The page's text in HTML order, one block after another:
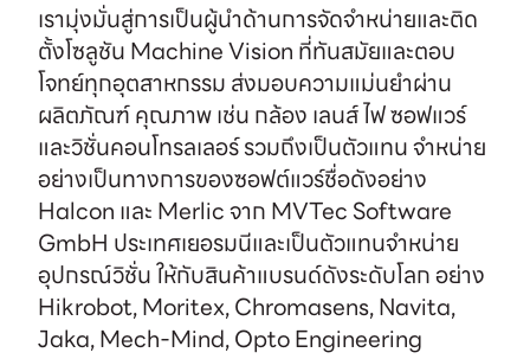
เรามุ่งมั่นสู่การเป็นผู้นำด้านการจัดจำหน่ายและติด
ตั้งโซลูชัน Machine Vision ที่ทันสมัยและตอบ
โจทย์ทุกอุตสาหกรรม ส่งมอบความแม่นยำผ่าน
ผลิตภัณฑ์ คุณภาพ เช่น กล้อง เลนส์ ไฟ ซอฟแวร์
และวิชั่นคอนโทรลเลอร์ รวมถึงเป็นตัวแทน จำหน่าย
อย่างเป็นทางการของซอฟต์แวร์ชื่อดังอย่าง
Halcon และ Merlic จาก MVTec Software
GmbH ประเทศเยอรมนีและเป็นตัวแทนจำหน่าย
อุปกรณ์วิชั่น ให้กับสินค้าแบรนด์ดังระดับโลก อย่าง
Hikrobot, Moritex, Chromasens, Navita,
Jaka, Mech-Mind, Opto Engineering